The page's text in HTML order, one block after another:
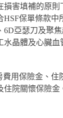
損害填補的原
保單條款中
亞瑟刀及聚
晶體及心臟
用保險金、
院關懷保險